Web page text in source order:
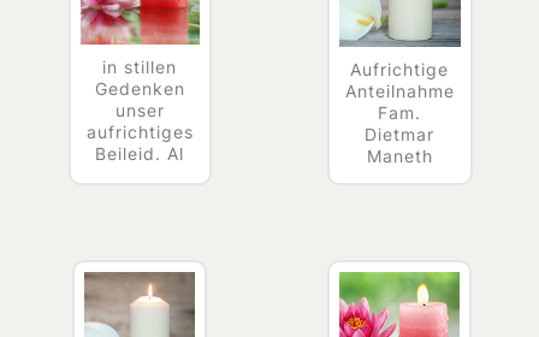
in stillen
Gedenken
unser
aufrichtiges
Beileid. Al
Aufrichtige
Anteilnahme
Fam.
Dietmar
Maneth